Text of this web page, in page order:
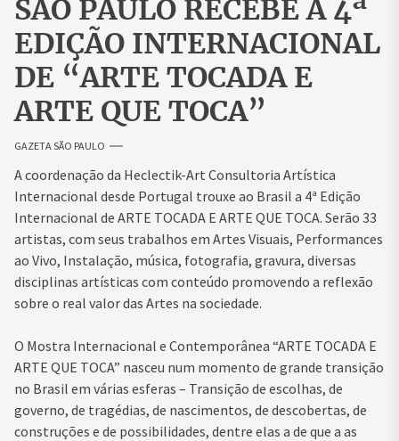
SÃO PAULO RECEBE A 4ª
EDIÇÃO INTERNACIONAL
DE “ARTE TOCADA E
ARTE QUE TOCA”
GAZETA SÃO PAULO
A coordenação da Heclectik-Art Consultoria Artística
Internacional desde Portugal trouxe ao Brasil a 4ª Edição
Internacional de ARTE TOCADA E ARTE QUE TOCA. Serão 33
artistas, com seus trabalhos em Artes Visuais, Performances
ao Vivo, Instalação, música, fotografia, gravura, diversas
disciplinas artísticas com conteúdo promovendo a reflexão
sobre o real valor das Artes na sociedade.
O Mostra Internacional e Contemporânea “ARTE TOCADA E
ARTE QUE TOCA” nasceu num momento de grande transição
no Brasil em várias esferas – Transição de escolhas, de
governo, de tragédias, de nascimentos, de descobertas, de
construções e de possibilidades, dentre elas a de que a as